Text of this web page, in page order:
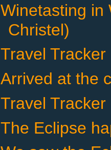
Winetasting in
Christel)
Travel
Arrived at the
Travel
The Eclipse